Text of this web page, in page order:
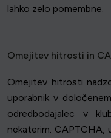
lahko zelo pomembne.
Omejitev hitrosti in
Omejitev hitrosti
uporabnik v
odredbodajalec v
nekaterim. CAPTCHA,